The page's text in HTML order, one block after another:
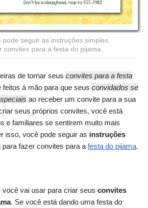
pode seguir as instruções simples
convites para a festa do pijama.
de tornar seus convites para a festa
feitos à mão para que seus convidados se
ao receber um convite para a sua
seus próprios convites, você está
e familiares se sentirem muito mais
isso, você pode seguir as instruções
para fazer convites para a festa do pijama.
você vai usar para criar seus convites
. Se você está dando uma festa do